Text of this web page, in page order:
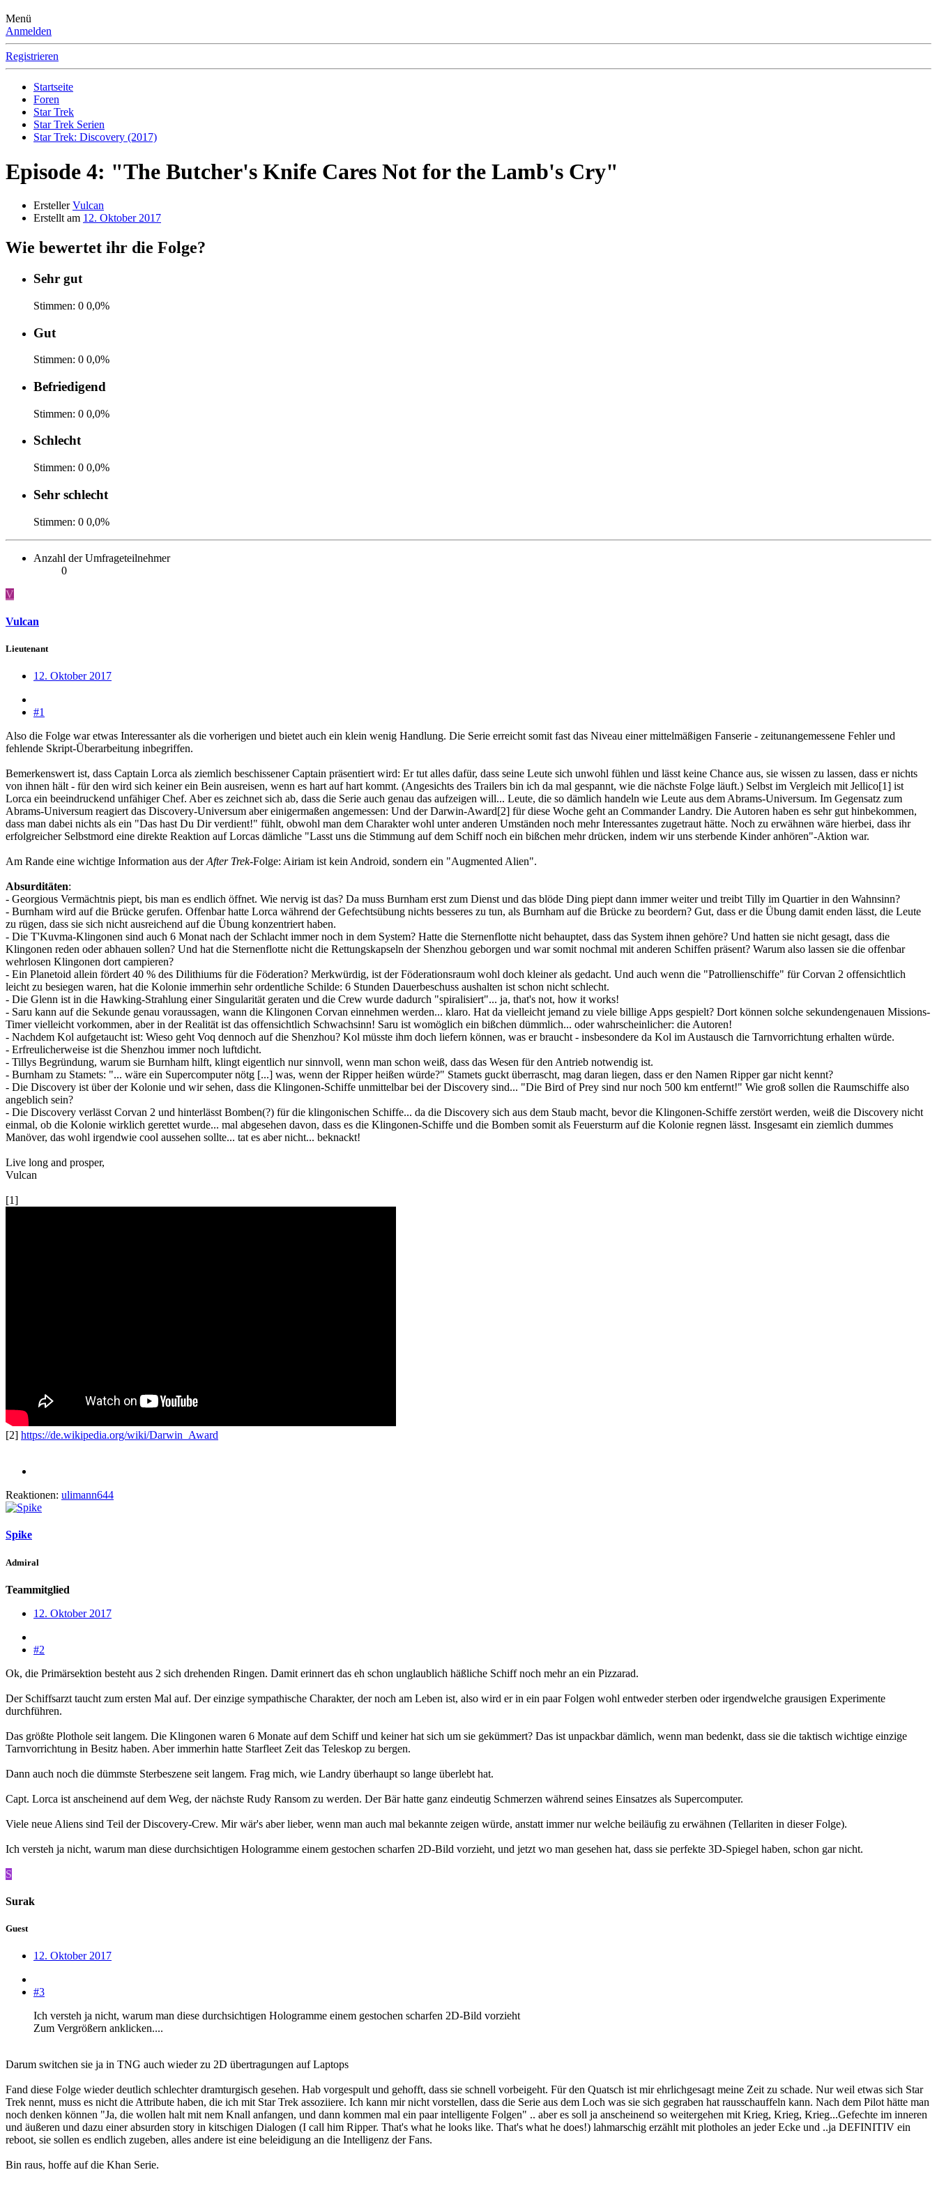
Menü
Anmelden
Registrieren
Startseite
Foren
Star Trek
Star Trek Serien
Star Trek: Discovery (2017)
Episode 4: "The Butcher's Knife Cares Not for the Lamb's Cry"
Ersteller Vulcan
Erstellt am 12. Oktober 2017
Wie bewertet ihr die Folge?
Sehr gut
Stimmen: 0 0,0%
Gut
Stimmen: 0 0,0%
Befriedigend
Stimmen: 0 0,0%
Schlecht
Stimmen: 0 0,0%
Sehr schlecht
Stimmen: 0 0,0%
Anzahl der Umfrageteilnehmer
0
V
Vulcan
Lieutenant
12. Oktober 2017
#1
Also die Folge war etwas Interessanter als die vorherigen und bietet auch ein klein wenig Handlung. Die Serie erreicht somit fast das Niveau einer mittelmäßigen Fanserie - zeitunangemessene Fehler und
fehlende Skript-Überarbeitung inbegriffen.
Bemerkenswert ist, dass Captain Lorca als ziemlich beschissener Captain präsentiert wird: Er tut alles dafür, dass seine Leute sich unwohl fühlen und lässt keine Chance aus, sie wissen zu lassen, dass er nichts
von ihnen hält - für den wird sich keiner ein Bein ausreisen, wenn es hart auf hart kommt. (Angesichts des Trailers bin ich da mal gespannt, wie die nächste Folge läuft.) Selbst im Vergleich mit Jellico[1] ist
Lorca ein beeindruckend unfähiger Chef. Aber es zeichnet sich ab, dass die Serie auch genau das aufzeigen will... Leute, die so dämlich handeln wie Leute aus dem Abrams-Universum. Im Gegensatz zum
Abrams-Universum reagiert das Discovery-Universum aber einigermaßen angemessen: Und der Darwin-Award[2] für diese Woche geht an Commander Landry. Die Autoren haben es sehr gut hinbekommen,
dass man dabei nichts als ein "Das hast Du Dir verdient!" fühlt, obwohl man dem Charakter wohl unter anderen Umständen noch mehr Interessantes zugetraut hätte. Noch zu erwähnen wäre hierbei, dass ihr
erfolgreicher Selbstmord eine direkte Reaktion auf Lorcas dämliche "Lasst uns die Stimmung auf dem Schiff noch ein bißchen mehr drücken, indem wir uns sterbende Kinder anhören"-Aktion war.
Am Rande eine wichtige Information aus derAfter Trek-Folge: Airiam ist kein Android, sondern ein "Augmented Alien".
Absurditäten:
- Georgious Vermächtnis piept, bis man es endlich öffnet. Wie nervig ist das? Da muss Burnham erst zum Dienst und das blöde Ding piept dann immer weiter und treibt Tilly im Quartier in den Wahnsinn?
- Burnham wird auf die Brücke gerufen. Offenbar hatte Lorca während der Gefechtsübung nichts besseres zu tun, als Burnham auf die Brücke zu beordern? Gut, dass er die Übung damit enden lässt, die Leute
zu rügen, dass sie sich nicht ausreichend auf die Übung konzentriert haben.
- Die T'Kuvma-Klingonen sind auch 6 Monat nach der Schlacht immer noch in dem System? Hatte die Sternenflotte nicht behauptet, dass das System ihnen gehöre? Und hatten sie nicht gesagt, dass die
Klingonen reden oder abhauen sollen? Und hat die Sternenflotte nicht die Rettungskapseln der Shenzhou geborgen und war somit nochmal mit anderen Schiffen präsent? Warum also lassen sie die offenbar
wehrlosen Klingonen dort campieren?
- Ein Planetoid allein fördert 40 % des Dilithiums für die Föderation? Merkwürdig, ist der Föderationsraum wohl doch kleiner als gedacht. Und auch wenn die "Patrollienschiffe" für Corvan 2 offensichtlich
leicht zu besiegen waren, hat die Kolonie immerhin sehr ordentliche Schilde: 6 Stunden Dauerbeschuss aushalten ist schon nicht schlecht.
- Die Glenn ist in die Hawking-Strahlung einer Singularität geraten und die Crew wurde dadurch "spiralisiert"... ja, that's not, how it works!
- Saru kann auf die Sekunde genau voraussagen, wann die Klingonen Corvan einnehmen werden... klaro. Hat da vielleicht jemand zu viele billige Apps gespielt? Dort können solche sekundengenauen Missions-
Timer vielleicht vorkommen, aber in der Realität ist das offensichtlich Schwachsinn! Saru ist womöglich ein bißchen dümmlich... oder wahrscheinlicher: die Autoren!
- Nachdem Kol aufgetaucht ist: Wieso geht Voq dennoch auf die Shenzhou? Kol müsste ihm doch liefern können, was er braucht - insbesondere da Kol im Austausch die Tarnvorrichtung erhalten würde.
- Erfreulicherweise ist die Shenzhou immer noch luftdicht.
- Tillys Begründung, warum sie Burnham hilft, klingt eigentlich nur sinnvoll, wenn man schon weiß, dass das Wesen für den Antrieb notwendig ist.
- Burnham zu Stamets: "... wäre ein Supercomputer nötg [...] was, wenn der Ripper heißen würde?" Stamets guckt überrascht, mag daran liegen, dass er den Namen Ripper gar nicht kennt?
- Die Discovery ist über der Kolonie und wir sehen, dass die Klingonen-Schiffe unmittelbar bei der Discovery sind... "Die Bird of Prey sind nur noch 500 km entfernt!" Wie groß sollen die Raumschiffe also
angeblich sein?
- Die Discovery verlässt Corvan 2 und hinterlässt Bomben(?) für die klingonischen Schiffe... da die Discovery sich aus dem Staub macht, bevor die Klingonen-Schiffe zerstört werden, weiß die Discovery nicht
einmal, ob die Kolonie wirklich gerettet wurde... mal abgesehen davon, dass es die Klingonen-Schiffe und die Bomben somit als Feuersturm auf die Kolonie regnen lässt. Insgesamt ein ziemlich dummes
Manöver, das wohl irgendwie cool aussehen sollte... tat es aber nicht... beknackt!
Live long and prosper,
Vulcan
[1]
[2] https://de.wikipedia.org/wiki/Darwin_Award
Reaktionen: ulimann644
Spike
Admiral
Teammitglied
12. Oktober 2017
#2
Ok, die Primärsektion besteht aus 2 sich drehenden Ringen. Damit erinnert das eh schon unglaublich häßliche Schiff noch mehr an ein Pizzarad.
Der Schiffsarzt taucht zum ersten Mal auf. Der einzige sympathische Charakter, der noch am Leben ist, also wird er in ein paar Folgen wohl entweder sterben oder irgendwelche grausigen Experimente
durchführen.
Das größte Plothole seit langem. Die Klingonen waren 6 Monate auf dem Schiff und keiner hat sich um sie gekümmert? Das ist unpackbar dämlich, wenn man bedenkt, dass sie die taktisch wichtige einzige
Tarnvorrichtung in Besitz haben. Aber immerhin hatte Starfleet Zeit das Teleskop zu bergen.
Dann auch noch die dümmste Sterbeszene seit langem. Frag mich, wie Landry überhaupt so lange überlebt hat.
Capt. Lorca ist anscheinend auf dem Weg, der nächste Rudy Ransom zu werden. Der Bär hatte ganz eindeutig Schmerzen während seines Einsatzes als Supercomputer.
Viele neue Aliens sind Teil der Discovery-Crew. Mir wär's aber lieber, wenn man auch mal bekannte zeigen würde, anstatt immer nur welche beiläufig zu erwähnen (Tellariten in dieser Folge).
Ich versteh ja nicht, warum man diese durchsichtigen Hologramme einem gestochen scharfen 2D-Bild vorzieht, und jetzt wo man gesehen hat, dass sie perfekte 3D-Spiegel haben, schon gar nicht.
S
Surak
Guest
12. Oktober 2017
#3
Ich versteh ja nicht, warum man diese durchsichtigen Hologramme einem gestochen scharfen 2D-Bild vorzieht
Zum Vergrößern anklicken....
Darum switchen sie ja in TNG auch wieder zu 2D übertragungen auf Laptops
Fand diese Folge wieder deutlich schlechter dramturgisch gesehen. Hab vorgespult und gehofft, dass sie schnell vorbeigeht. Für den Quatsch ist mir ehrlichgesagt meine Zeit zu schade. Nur weil etwas sich Star
Trek nennt, muss es nicht die Attribute haben, die ich mit Star Trek assoziiere. Ich kann mir nicht vorstellen, dass die Serie aus dem Loch was sie sich gegraben hat rausschauffeln kann. Nach dem Pilot hätte man
noch denken können "Ja, die wollen halt mit nem Knall anfangen, und dann kommen mal ein paar intelligente Folgen" .. aber es soll ja anscheinend so weitergehen mit Krieg, Krieg, Krieg...Gefechte im inneren
und äußeren und dazu einer absurden story in kitschigen Dialogen (I call him Ripper. That's what he looks like. That's what he does!) lahmarschig erzählt mit plotholes an jeder Ecke und ..ja DEFINITIV ein
reboot, sie sollen es endlich zugeben, alles andere ist eine beleidigung an die Intelligenz der Fans.
Bin raus, hoffe auf die Khan Serie.